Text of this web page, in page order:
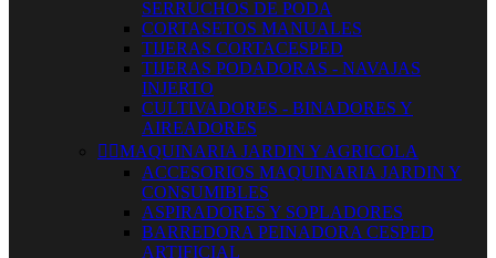
SERRUCHOS DE PODA
CORTASETOS MANUALES
TIJERAS CORTACESPED
TIJERAS PODADORAS - NAVAJAS
INJERTO
CULTIVADORES - BINADORES Y
AIREADORES
 MAQUINARIA JARDIN Y AGRICOLA
ACCESORIOS MAQUINARIA JARDIN Y
CONSUMIBLES
ASPIRADORES Y SOPLADORES
BARREDORA PEINADORA CESPED
ARTIFICIAL